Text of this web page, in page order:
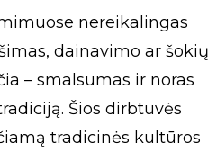
nereikalingas
dainavimo ar šokių
– smalsumas ir noras
Šios dirbtuvės
tradicinės kultūros